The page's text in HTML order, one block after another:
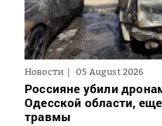
Новости 05 August 2026
Россияне убили
Одесской области,
травмы